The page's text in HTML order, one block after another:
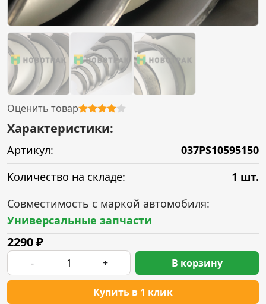
Оценить товар
Характеристики:
Артикул:
037PS10595150
Количество на складе:
1 шт.
Совместимость с маркой автомобиля:
Универсальные запчасти
2290₽
- +
Купить в 1 клик
В корзину